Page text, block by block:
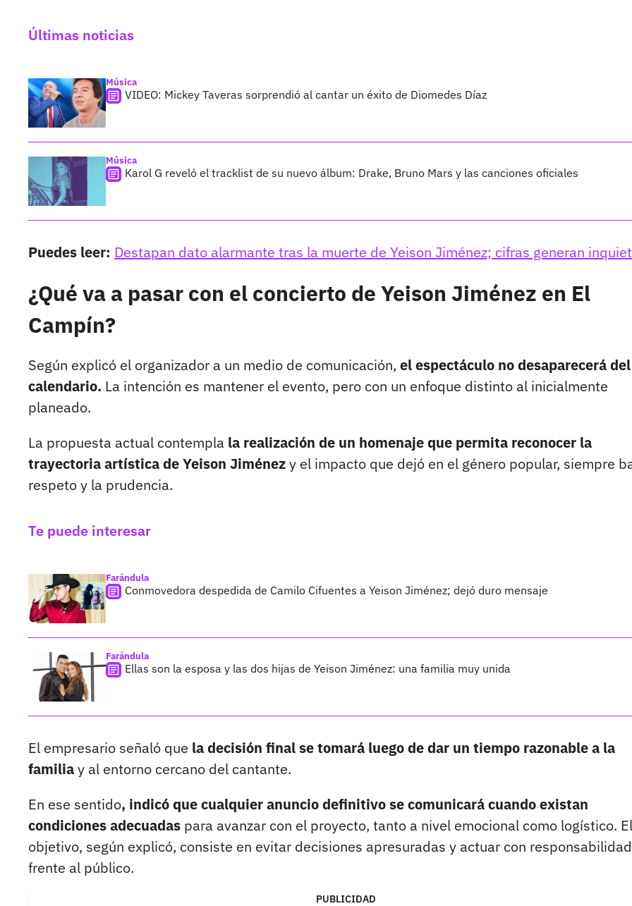
Últimas noticias
Música
VIDEO: Mickey Taveras sorprendió al cantar un éxito de Diomedes Díaz
Música
Karol G reveló el tracklist de su nuevo álbum: Drake, Bruno Mars y las canciones oficiales
Puedes leer: Destapan dato alarmante tras la muerte de Yeison Jiménez; cifras generan
¿Qué va a pasar con el concierto de Yeison Jiménez en El
Campín?
Según explicó el organizador a un medio de comunicación, el espectáculo no desaparecerá del
calendario. La intención es mantener el evento, pero con un enfoque distinto al inicialmente
planeado.
La propuesta actual contempla la realización de un homenaje que permita reconocer la
trayectoria artística de Yeison Jiménezy el impacto que dejó en el género popular, siempre
respeto y la prudencia.
Te puede interesar
Farándula
Conmovedora despedida de Camilo Cifuentes a Yeison Jiménez; dejó duro mensaje
Farándula
Ellas son la esposa y las dos hijas de Yeison Jiménez: una familia muy unida
El empresario señaló que la decisión final se tomará luego de dar un tiempo razonable a la
familiay al entorno cercano del cantante.
En ese sentido, indicó que cualquier anuncio definitivo se comunicará cuando existan
condiciones adecuadas para avanzar con el proyecto, tanto a nivel emocional como logístico. El
objetivo, según explicó, consiste en evitar decisiones apresuradas y actuar con responsabilidad
frente al público.
PUBLICIDAD